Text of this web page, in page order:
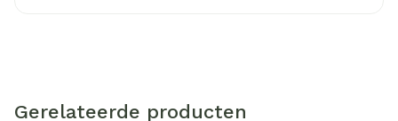
Gerelateerde producten